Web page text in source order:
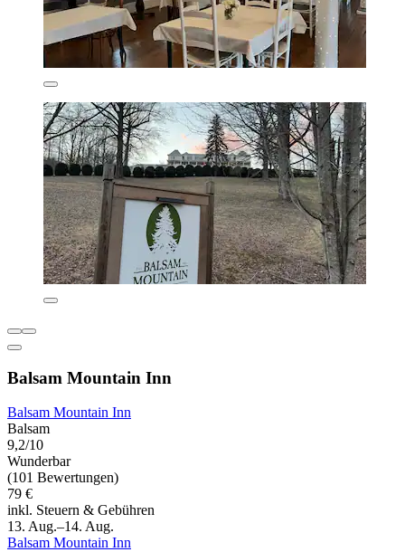
Balsam Mountain Inn
Balsam Mountain Inn
Balsam
9,2/10
Wunderbar
(101 Bewertungen)
79 €
inkl. Steuern & Gebühren
13. Aug.–14. Aug.
Balsam Mountain Inn